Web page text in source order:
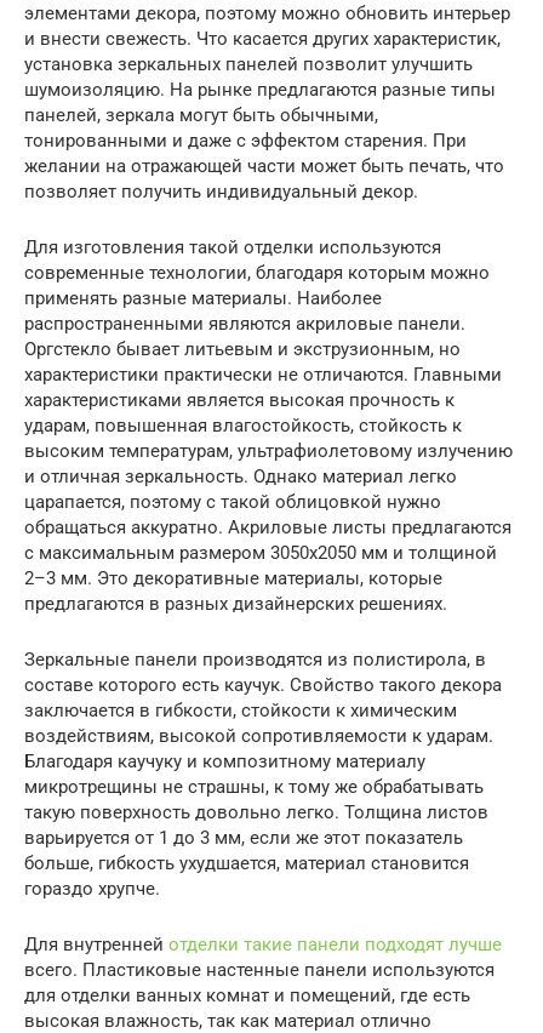
элементами декора, поэтому можно обновить интерьер
и внести свежесть. Что касается других характеристик,
установка зеркальных панелей позволит улучшить
шумоизоляцию. На рынке предлагаются разные типы
панелей, зеркала могут быть обычными,
тонированными и даже с эффектом старения. При
желании на отражающей части может быть печать, что
позволяет получить индивидуальный декор.
Для изготовления такой отделки используются
современные технологии, благодаря которым можно
применять разные материалы. Наиболее
распространенными являются акриловые панели.
Оргстекло бывает литьевым и экструзионным, но
характеристики практически не отличаются. Главными
характеристиками является высокая прочность к
ударам, повышенная влагостойкость, стойкость к
высоким температурам, ультрафиолетовому излучению
и отличная зеркальность. Однако материал легко
царапается, поэтому с такой облицовкой нужно
обращаться аккуратно. Акриловые листы предлагаются
с максимальным размером 3050х2050 мм и толщиной
2–3 мм. Это декоративные материалы, которые
предлагаются в разных дизайнерских решениях.
Зеркальные панели производятся из полистирола, в
составе которого есть каучук. Свойство такого декора
заключается в гибкости, стойкости к химическим
воздействиям, высокой сопротивляемости к ударам.
Благодаря каучуку и композитному материалу
микротрещины не страшны, к тому же обрабатывать
такую поверхность довольно легко. Толщина листов
варьируется от 1 до 3 мм, если же этот показатель
больше, гибкость ухудшается, материал становится
гораздо хрупче.
Для внутренней отделки такие панели подходят лучше
всего. Пластиковые настенные панели используются
для отделки ванных комнат и помещений, где есть
высокая влажность, так как материал отлично